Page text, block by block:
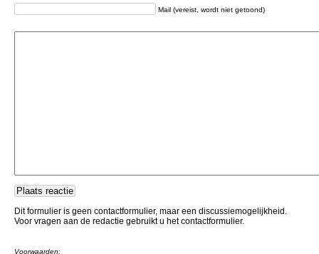
Mail (vereist, wordt niet getoond)
Dit formulier is geen contactformulier, maar een discussiemogelijkheid.
Voor vragen aan de redactie gebruikt u het contactformulier.
Voorwaarden: